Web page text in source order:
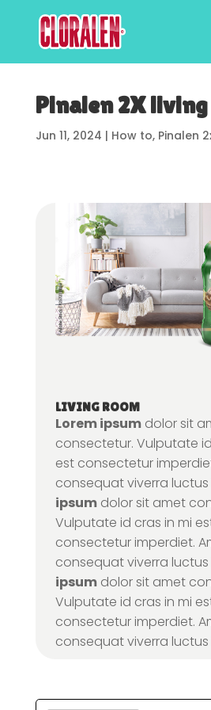
Pinalen 2X
Jun 11, 2024 | How to, Pinalen
LIVING ROOM
Lorem ipsumdolor sit
consectetur. Vulputate
est consectetur
consequat viverra luctus
ipsumdolor sit amet
Vulputate id cras in mi
consectetur imperdiet.
consequat viverra luctus
ipsumdolor sit amet
Vulputate id cras in mi
consectetur imperdiet.
consequat viverra luctus